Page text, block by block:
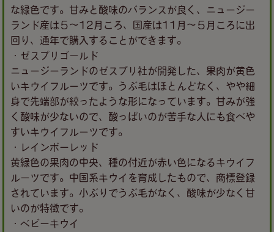
な緑色です。甘みと酸味のバランスが良く、ニュージー
ランド産は５～12月ころ、国産は11月～５月ころに出
回り、通年で購入することができます。
・ゼスプリゴールド
ニュージーランドのゼスプリ社が開発した、果肉が黄色
いキウイフルーツです。うぶ毛はほとんどなく、やや細
身で先端部が絞ったような形になっています。甘みが強
く酸味が少ないので、酸っぱいのが苦手な人にも食べや
すいキウイフルーツです。
・レインボーレッド
黄緑色の果肉の中央、種の付近が赤い色になるキウイフ
ルーツです。中国系キウイを育成したもので、商標登録
されています。小ぶりでうぶ毛がなく、酸味が少なく甘
いのが特徴です。
・ベビーキウイ